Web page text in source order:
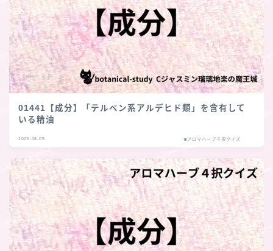
01441【成分】「テルペン系アルデヒド類」を含有して
いる精油
2026.08.09 ■アロマハーブ４択クイズ